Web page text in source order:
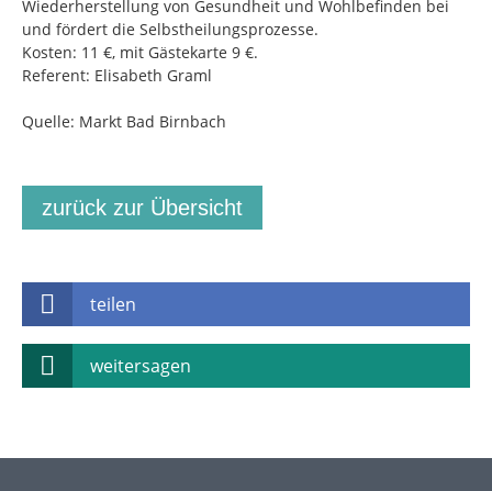
Wiederherstellung von Gesundheit und Wohlbefinden bei
und fördert die Selbstheilungsprozesse.
Kosten: 11 €, mit Gästekarte 9 €.
Referent: Elisabeth Graml
Quelle: Markt Bad Birnbach
zurück zur Übersicht
teilen
weitersagen